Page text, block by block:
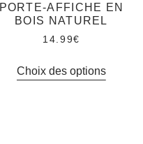
PORTE-AFFICHE EN
BOIS NATUREL
14.99€
Choix des options